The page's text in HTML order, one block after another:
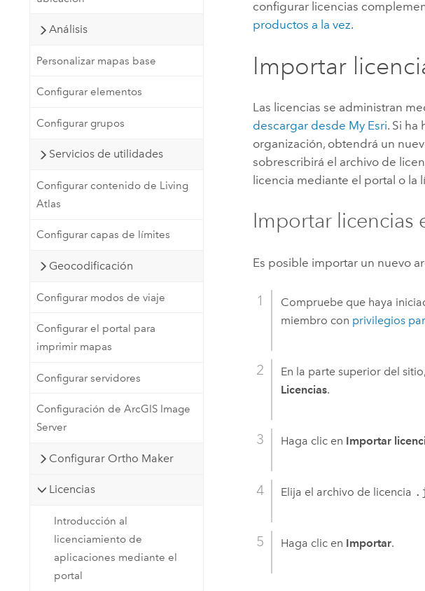
Análisis
Personalizar mapas base
Configurar elementos
Configurar grupos
Servicios de utilidades
Configurar contenido de Living
Atlas
Configurar capas de límites
Geocodificación
Configurar modos de viaje
Configurar el portal para
imprimir mapas
Configurar servidores
Configuración de ArcGIS Image
Server
Configurar Ortho Maker
Licencias
Introducción al
licenciamiento de
aplicaciones mediante el
portal
configurar licencias
productos a la vez.
Importar
Las licencias se administran
descargar desde My Esri. Si
organización, obtendrá un
sobrescribirá el archivo de
licencia mediante el portal o la
Importar licencias
Es posible importar un nuevo
Compruebe que haya
miembro con privilegios
En la parte superior del
Licencias.
Haga clic en Importar
Elija el archivo de licencia
Haga clic en Importar.